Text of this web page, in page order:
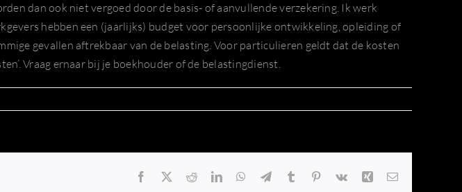
dan ook niet vergoed door de basis- of aanvullende verzekering. Ik werk
hebben een (jaarlijks) budget voor persoonlijke ontwikkeling, opleiding of
gevallen aftrekbaar van de belasting. Voor particulieren geldt dat de kosten
Vraag ernaar bij je boekhouder of de belastingdienst.
Facebook
X RedditLinkedInWhatsApp
TelegramTumblr Pinterest
Vk Xing E-